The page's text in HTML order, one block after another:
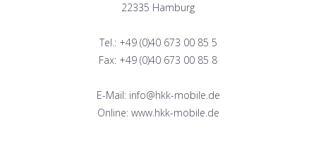
22335 Hamburg
Tel.: +49 (0)40 673 00 85 5
Fax: +49 (0)40 673 00 85 8
E-Mail: info@hkk-mobile.de
Online: www.hkk-mobile.de